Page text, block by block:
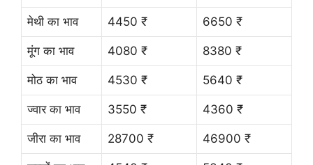
मेथी का भाव 4450 ₹ 6650 ₹
मूंग का भाव 4080 ₹ 8380 ₹
मोठ का भाव 4530 ₹ 5640 ₹
ज्वार का भाव 3550 ₹ 4360 ₹
जीरा का भाव 28700 ₹ 46900 ₹